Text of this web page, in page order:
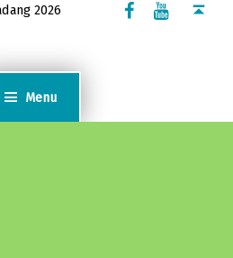
Menu
2026